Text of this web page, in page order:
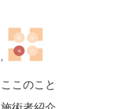
ここのこと